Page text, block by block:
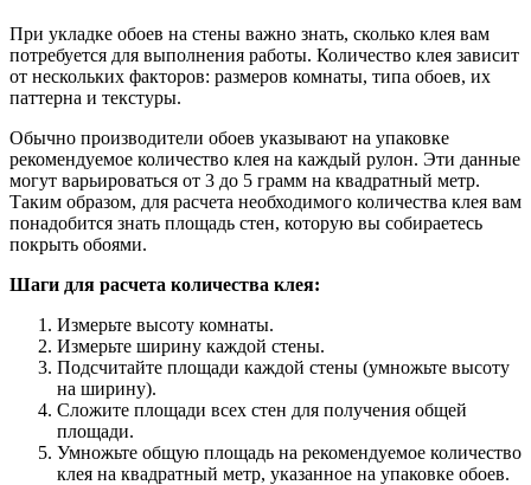
При укладке обоев на стены важно знать, сколько клея вам
потребуется для выполнения работы. Количество клея зависит
от нескольких факторов: размеров комнаты, типа обоев, их
паттерна и текстуры.
Обычно производители обоев указывают на упаковке
рекомендуемое количество клея на каждый рулон. Эти данные
могут варьироваться от 3 до 5 грамм на квадратный метр.
Таким образом, для расчета необходимого количества клея вам
понадобится знать площадь стен, которую вы собираетесь
покрыть обоями.
Шаги для расчета количества клея:
Измерьте высоту комнаты.
Измерьте ширину каждой стены.
Подсчитайте площади каждой стены (умножьте высоту
на ширину).
Сложите площади всех стен для получения общей
площади.
Умножьте общую площадь на рекомендуемое количество
клея на квадратный метр, указанное на упаковке обоев.